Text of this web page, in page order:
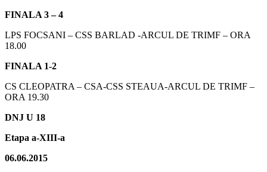
FINALA 3 – 4
LPS FOCSANI – CSS BARLAD -ARCUL DE TRIMF – ORA
18.00
FINALA 1-2
CS CLEOPATRA – CSA-CSS STEAUA-ARCUL DE TRIMF –
ORA 19.30
DNJ U 18
Etapa a-XIII-a
06.06.2015